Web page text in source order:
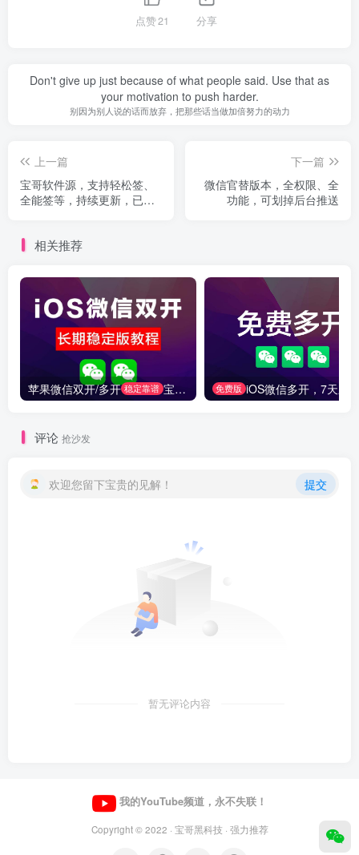
点赞21 分享
Don't give up just because of what people said. Use that as
your motivation to push harder.
别因为别人说的话而放弃，把那些话当做加倍努力的动力
上一篇
宝哥软件源，支持轻松签、
全能签等，持续更新，已开
下一篇
微信官替版本，全权限、全
功能，可划掉后台推送
相关推荐
苹果微信双开/多开 稳定靠谱 宝哥黑科技一对一定制，微信官替增强防封 免费版 iOS微信多开，7天刷新，无限可循
评论 抢沙发
欢迎您留下宝贵的见解！ 提交
暂无评论内容
我的YouTube频道，永不失联！
Copyright © 2022 · 宝哥黑科技 · 强力推荐